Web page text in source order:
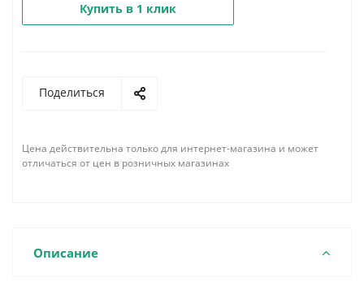
Купить в 1 клик
Поделиться
Цена действительна только для интернет-магазина и может
отличаться от цен в розничных магазинах
Описание